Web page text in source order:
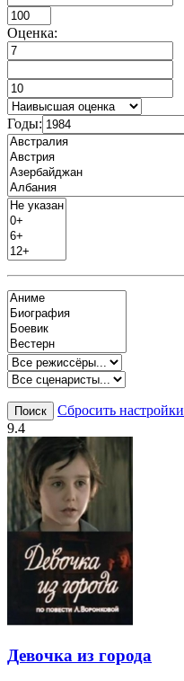
Оценка:
Годы:
Поиск
Сбросить настройки
9.4
Девочка из города